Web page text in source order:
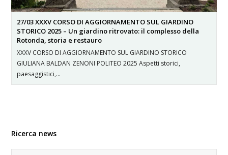
27/03 XXXV CORSO DI AGGIORNAMENTO SUL GIARDINO
STORICO 2025 – Un giardino ritrovato: il complesso della
Rotonda, storia e restauro
XXXV CORSO DI AGGIORNAMENTO SUL GIARDINO STORICO
GIULIANA BALDAN ZENONI POLITEO 2025 Aspetti storici,
paesaggistici,…
Ricerca news